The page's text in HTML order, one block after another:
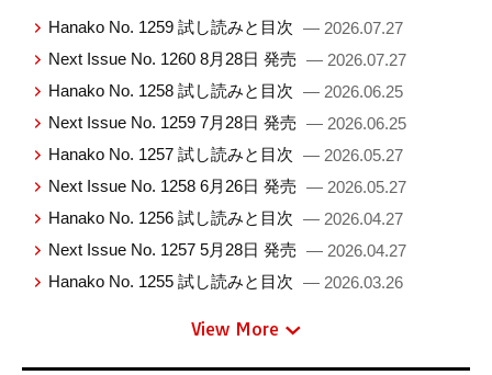
Hanako No. 1259 試し読みと目次 — 2026.07.27
Next Issue No. 1260 8月28日 発売 — 2026.07.27
Hanako No. 1258 試し読みと目次 — 2026.06.25
Next Issue No. 1259 7月28日 発売 — 2026.06.25
Hanako No. 1257 試し読みと目次 — 2026.05.27
Next Issue No. 1258 6月26日 発売 — 2026.05.27
Hanako No. 1256 試し読みと目次 — 2026.04.27
Next Issue No. 1257 5月28日 発売 — 2026.04.27
Hanako No. 1255 試し読みと目次 — 2026.03.26
View More